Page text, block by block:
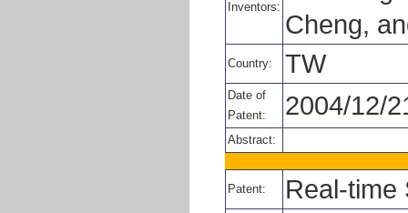
Inventors:
Cheng,
Country: TW
Date of
Patent:
2004/12/
Abstract:
Patent: Real-time